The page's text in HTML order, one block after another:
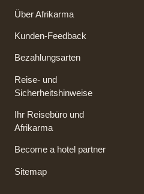
Über Afrikarma
Kunden-Feedback
Bezahlungsarten
Reise- und
Sicherheitshinweise
Ihr Reisebüro und
Afrikarma
Become a hotel partner
Sitemap